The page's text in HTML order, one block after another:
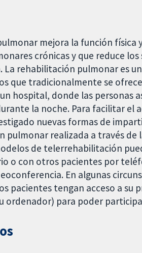
mejora la función física
crónicas y que reduce
rehabilitación pulmonar es
que tradicionalmente se
hospital, donde las personas
la noche. Para facilitar el
nuevas formas de
pulmonar realizada a través de
de telerrehabilitación
o con otros pacientes por
En algunas
pacientes tengan acceso a su
para poder